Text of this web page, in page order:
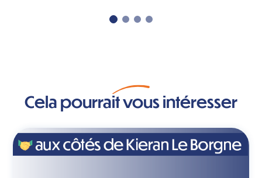
Cela pourrait vous intéresser